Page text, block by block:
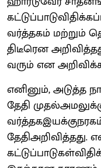
வர்த்தகம் மற்றும்
திடீரென
வரும் என
எனினும், அடுத்த
தேதி
வர்த்தகஇயக்குநரகம்